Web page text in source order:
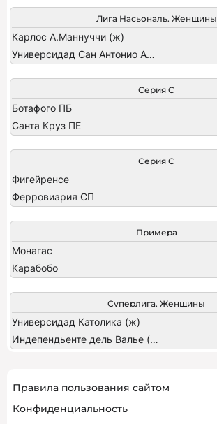
Лига Насьональ. Женщины
Карлос А.Маннуччи (ж)
Универсидад Сан Антонио Абад (ж)
Серия C
Ботафого ПБ
Санта Круз ПЕ
Серия C
Фигейренсе
Ферровиария СП
Примера
Монагас
Карабобо
Суперлига. Женщины
Универсидад Католика (ж)
Индепендьенте дель Валье (ж)
Правила пользования сайтом
Конфиденциальность